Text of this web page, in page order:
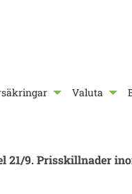
Valuta
9. Prisskillnader